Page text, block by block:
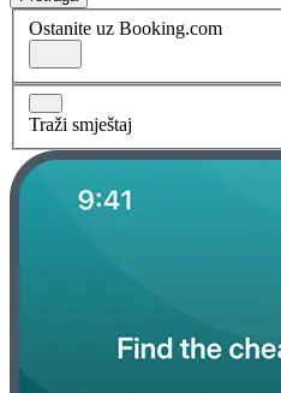
Ostanite uz Booking.com
Traži smještaj